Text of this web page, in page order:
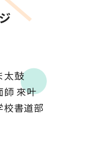
太鼓
來叶
書道部